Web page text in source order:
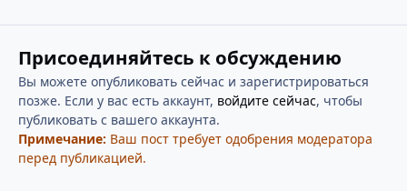
Присоединяйтесь к обсуждению
Вы можете опубликовать сейчас и зарегистрироваться
позже. Если у вас есть аккаунт, войдите сейчас, чтобы
публиковать с вашего аккаунта.
Примечание: Ваш пост требует одобрения модератора
перед публикацией.